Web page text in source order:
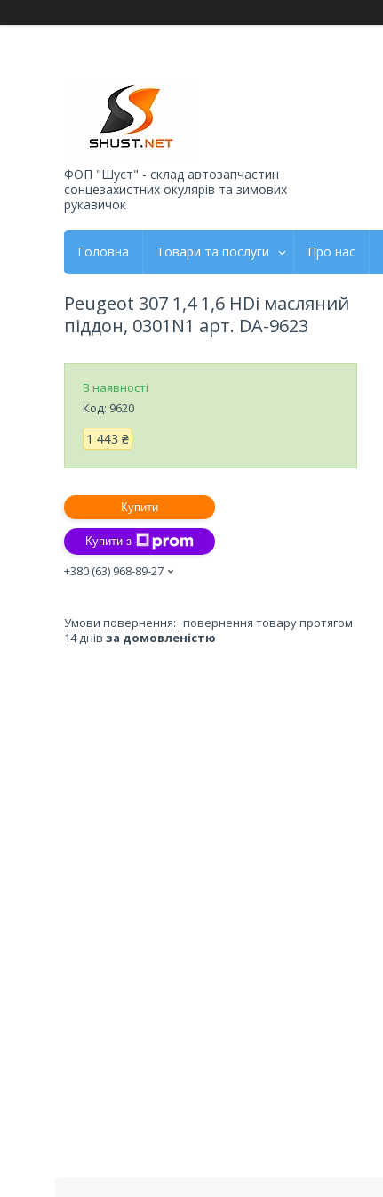
ФОП "Шуст" - склад автозапчастин
сонцезахистних окулярів та зимових
рукавичок
Головна Товари та послуги Про нас
Peugeot 307 1,4 1,6 HDi масляний
піддон, 0301N1 арт. DA-9623
В наявності
Код: 9620
1 443 ₴
Купити
Купити з
+380 (63) 968-89-27
повернення товару протягом
14 днів за домовленістю